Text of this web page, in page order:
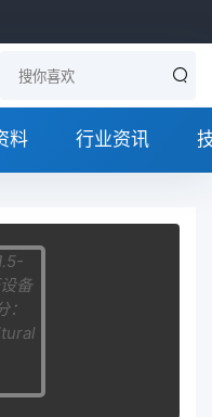
料 行业资讯